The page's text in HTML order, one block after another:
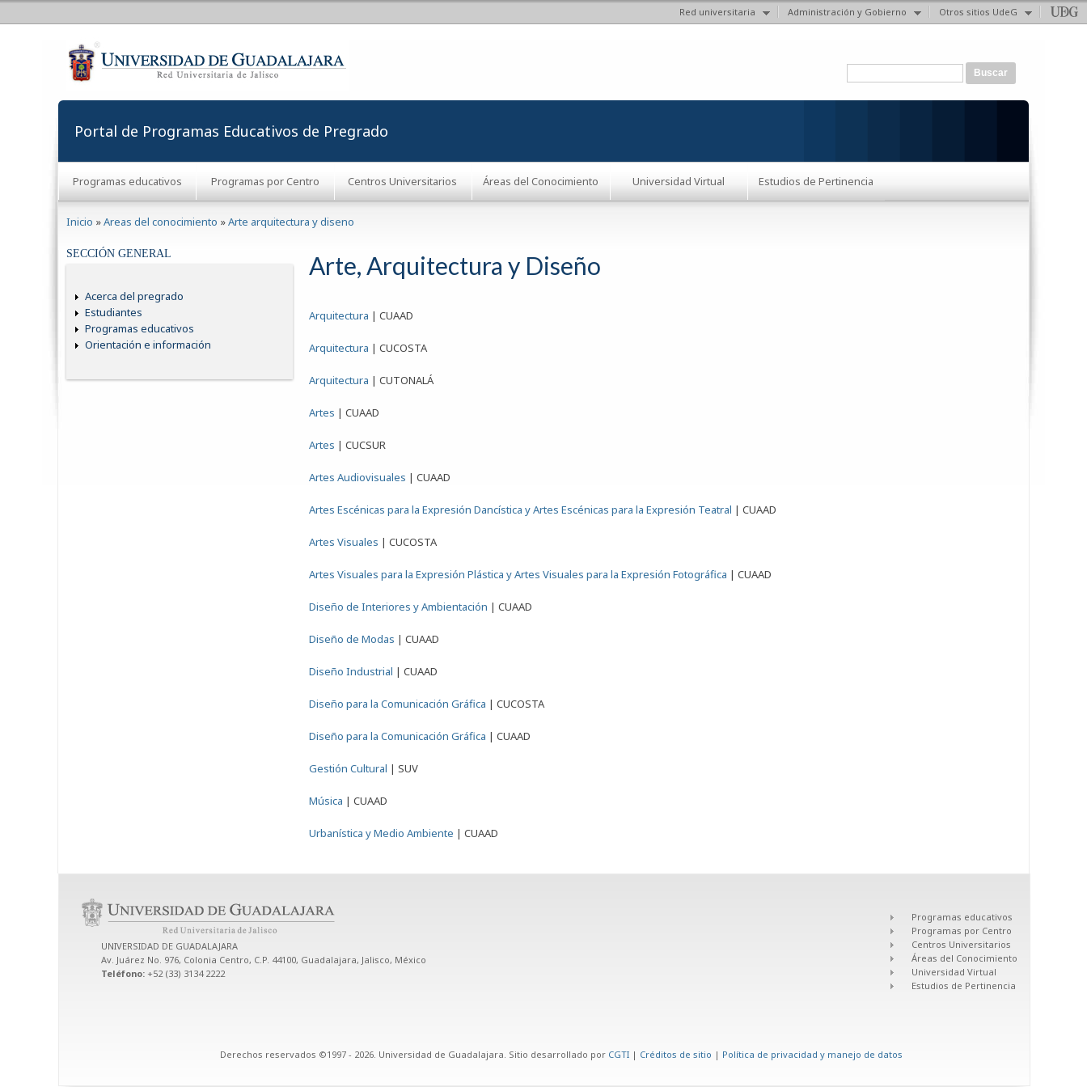
Red universitaria Administración y Gobierno Otros sitios UdeG
Formulario de búsqueda
Portal de Programas Educativos de Pregrado
Programas educativos Programas por Centro Centros Universitarios Áreas del Conocimiento Universidad Virtual Estudios de Pertinencia
Inicio »Areas del conocimiento »Arte arquitectura y diseno
SECCIÓN GENERAL
Acerca del pregrado
Estudiantes
Programas educativos
Orientación e información
Arte, Arquitectura y Diseño
Arquitectura | CUAAD
Arquitectura | CUCOSTA
Arquitectura | CUTONALÁ
Artes | CUAAD
Artes | CUCSUR
Artes Audiovisuales | CUAAD
Artes Escénicas para la Expresión Dancística y Artes Escénicas para la Expresión Teatral | CUAAD
Artes Visuales | CUCOSTA
Artes Visuales para la Expresión Plástica y Artes Visuales para la Expresión Fotográfica | CUAAD
Diseño de Interiores y Ambientación | CUAAD
Diseño de Modas | CUAAD
Diseño Industrial | CUAAD
Diseño para la Comunicación Gráfica | CUCOSTA
Diseño para la Comunicación Gráfica | CUAAD
Gestión Cultural | SUV
Música | CUAAD
Urbanística y Medio Ambiente | CUAAD
UNIVERSIDAD DE GUADALAJARA
Av. Juárez No. 976, Colonia Centro, C.P. 44100, Guadalajara, Jalisco, México
Teléfono: +52 (33) 3134 2222
Programas educativos
Programas por Centro
Centros Universitarios
Áreas del Conocimiento
Universidad Virtual
Estudios de Pertinencia
Derechos reservados ©1997 - 2026. Universidad de Guadalajara. Sitio desarrollado por CGTI | Créditos de sitio | Política de privacidad y manejo de datos